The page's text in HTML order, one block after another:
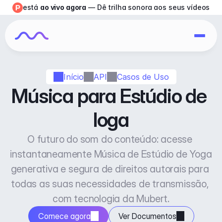
Início API Casos de Uso
Música para Estúdio de
Ioga
O futuro do som do conteúdo: acesse
instantaneamente Música de Estúdio de Yoga
generativa e segura de direitos autorais para
todas as suas necessidades de transmissão,
com tecnologia da Mubert.
Comece agora Ver Documentos
está ao vivo agora — Dê trilha sonora aos seus vídeos